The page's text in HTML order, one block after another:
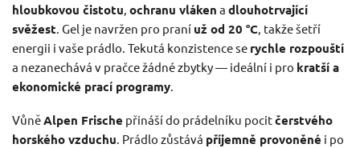
hloubkovou čistotu ochranu vláken a dlouhotrvající
svěžest . Gel je navržen pro praní už od 20 °C , takže šetří
energii i vaše prádlo. Tekutá konzistence se rychle rozpouští
a nezanechává v pračce žádné zbytky — ideální i pro kratší a
ekonomické prací programy
VůněAlpen Frische přináší do prádelníku pocitčerstvého
horského vzduchu . Prádlo zůstává příjemně provoněné i po